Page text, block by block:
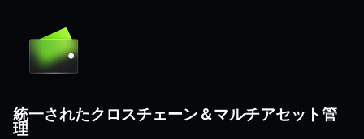
統一されたクロスチェーン＆マルチアセット管
理